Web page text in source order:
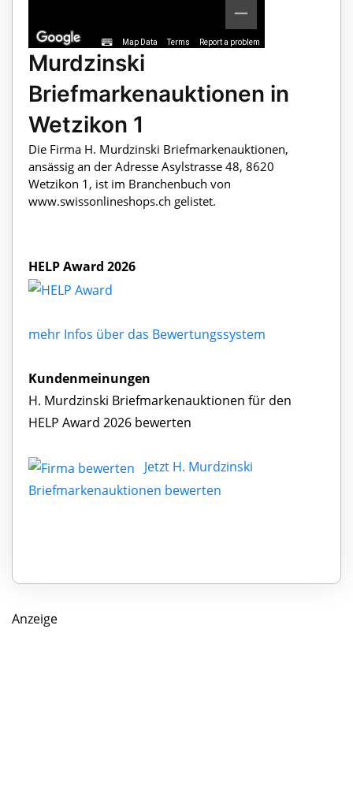
Map Data Terms Report a problem
Murdzinski
Briefmarkenauktionen in
Wetzikon 1
Die Firma H. Murdzinski Briefmarkenauktionen,
ansässig an der Adresse Asylstrasse 48, 8620
Wetzikon 1, ist im Branchenbuch von
www.swissonlineshops.ch gelistet.
HELP Award 2026
mehr Infos über das Bewertungssystem
Kundenmeinungen
H. Murdzinski Briefmarkenauktionen für den
HELP Award 2026 bewerten
Jetzt H. Murdzinski
Briefmarkenauktionen bewerten
Anzeige